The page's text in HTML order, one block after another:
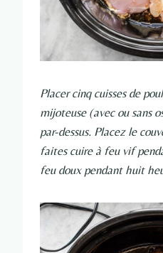
Placer cinq cuisses de
mijoteuse (avec ou sans
par-dessus. Placez le
faites cuire à feu vif
feu doux pendant huit